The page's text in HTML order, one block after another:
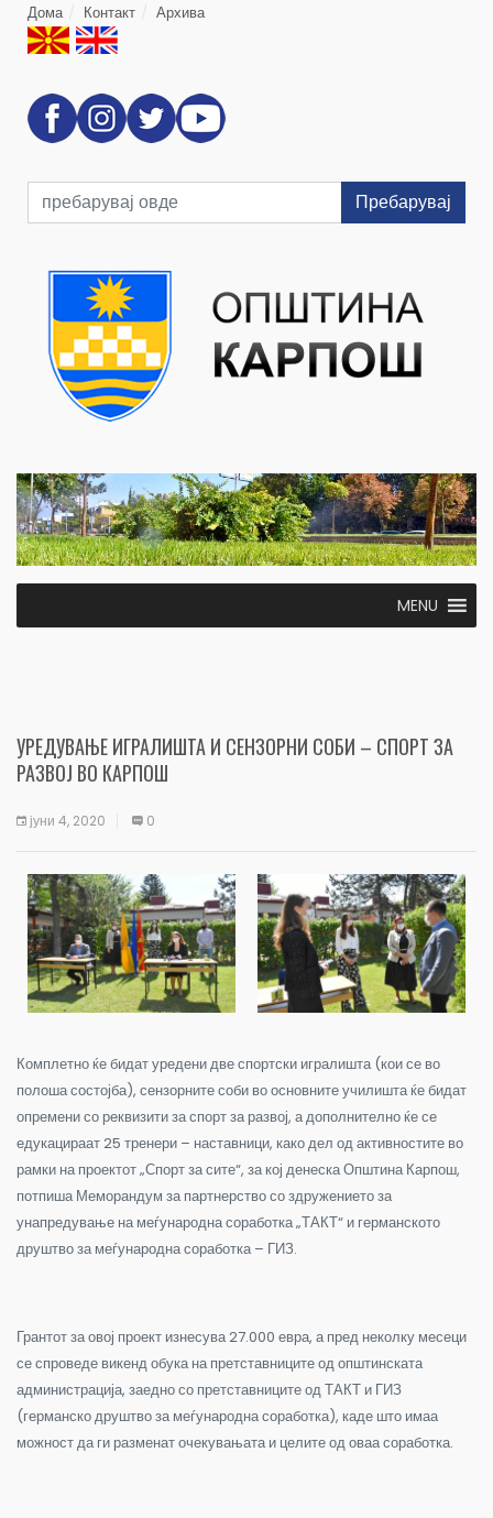
Дома Контакт Архива
Пребарувај
MENU
УРЕДУВАЊЕ ИГРАЛИШТА И СЕНЗОРНИ СОБИ – СПОРТ ЗА
РАЗВОЈ ВО КАРПОШ
јуни 4, 2020 0
Комплетно ќе бидат уредени две спортски игралишта (кои се во
полоша состојба), сензорните соби во основните училишта ќе бидат
опремени со реквизити за спорт за развој, а дополнително ќе се
едукацираат 25 тренери – наставници, како дел од активностите во
рамки на проектот „Спорт за сите“, за кој денеска Општина Карпош,
потпиша Меморандум за партнерство со здружението за
унапредување на меѓународна соработка „ТАКТ“ и германското
друштво за меѓународна соработка – ГИЗ.
Грантот за овој проект изнесува 27.000 евра, а пред неколку месеци
се спроведе викенд обука на претставниците од општинската
администрација, заедно со претставниците од ТАКТ и ГИЗ
(германско друштво за меѓународна соработка), каде што имаа
можност да ги разменат очекувањата и целите од оваа соработка.